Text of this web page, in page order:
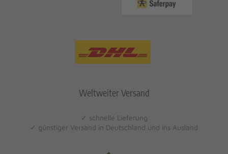
Weltweiter Versand
✓ schnelle Lieferung
✓ günstiger Versand in Deutschland und ins Ausland